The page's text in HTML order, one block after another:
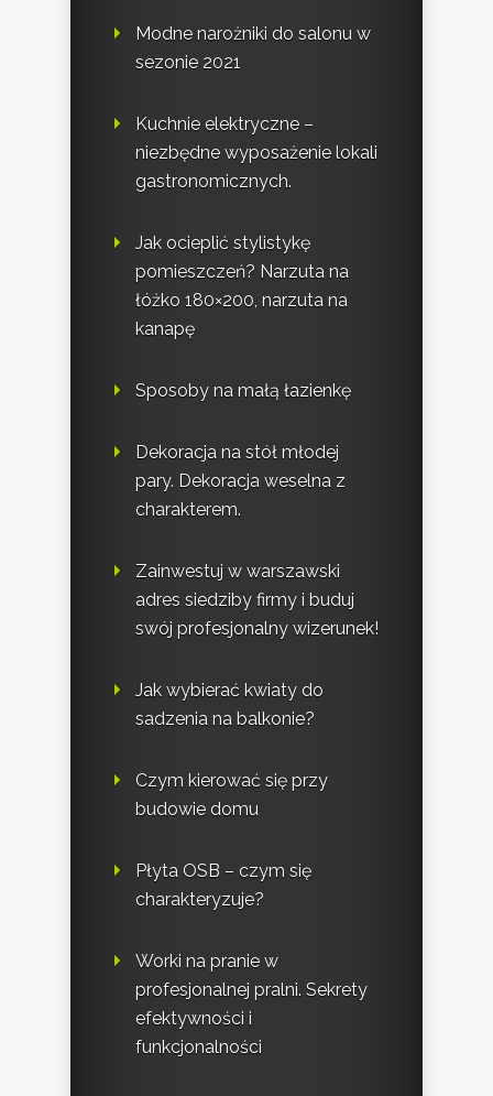
Modne narożniki do salonu w
sezonie 2021
Kuchnie elektryczne –
niezbędne wyposażenie lokali
gastronomicznych.
Jak ocieplić stylistykę
pomieszczeń? Narzuta na
łóżko 180×200, narzuta na
kanapę
Sposoby na małą łazienkę
Dekoracja na stół młodej
pary. Dekoracja weselna z
charakterem.
Zainwestuj w warszawski
adres siedziby firmy i buduj
swój profesjonalny wizerunek!
Jak wybierać kwiaty do
sadzenia na balkonie?
Czym kierować się przy
budowie domu
Płyta OSB – czym się
charakteryzuje?
Worki na pranie w
profesjonalnej pralni. Sekrety
efektywności i
funkcjonalności